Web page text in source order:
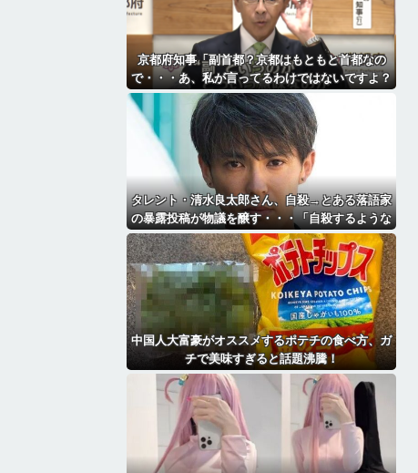
京都府知事「副首都？京都はもともと首都なの
で・・・あ、私が言ってるわけではないですよ？
（笑）」
タレント・清水良太郎さん、自殺→とある落語家
の暴露投稿が物議を醸す・・・「自殺するような
奴に◯◯されたんだね俺は」
中国人大富豪がオススメするポテチの食べ方、ガ
チで美味すぎると話題沸騰！